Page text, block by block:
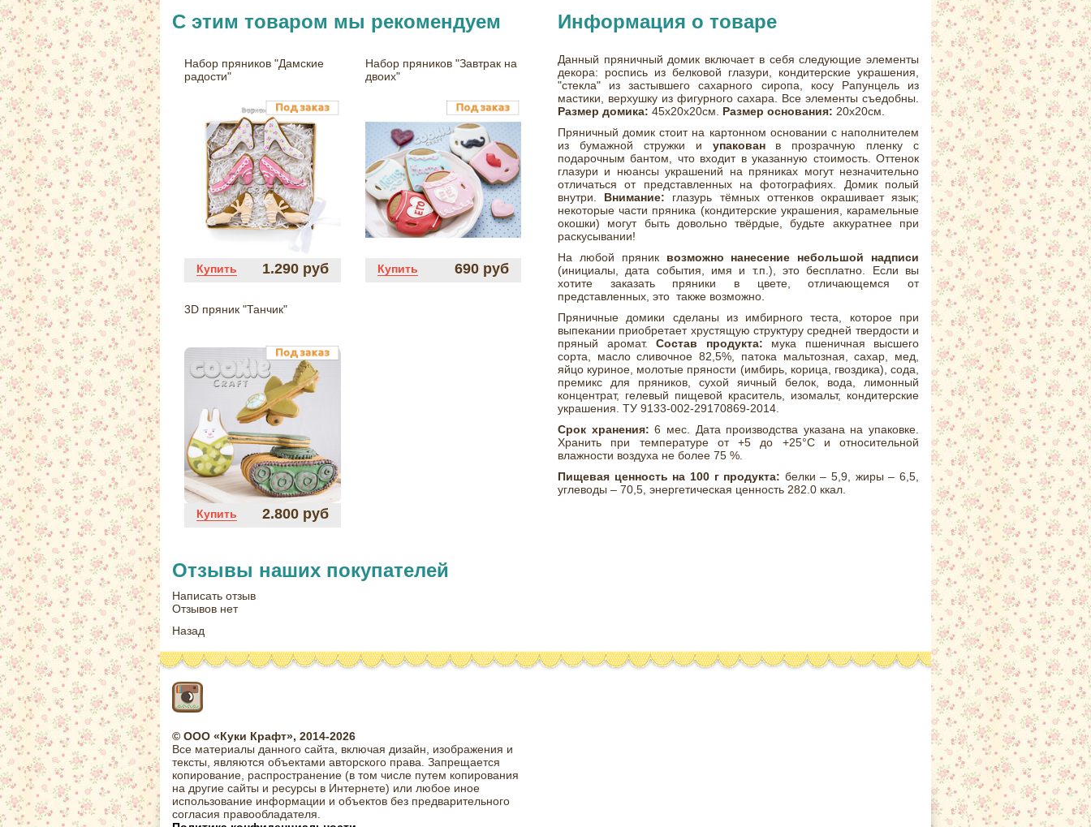
С этим товаром мы рекомендуем
Набор пряников "Дамские
радости"
Купить 1.290 руб
Набор пряников "Завтрак на
двоих"
Купить 690 руб
3D пряник "Танчик"
Купить 2.800 руб
Информация о товаре
Данный пряничный домик включает в себя следующие элементы
декора: роспись из белковой глазури, кондитерские украшения,
"стекла" из застывшего сахарного сиропа, косу Рапунцель из
мастики, верхушку из фигурного сахара. Все элементы съедобны.
Размер домика: 45х20х20см. Размер основания: 20х20см.
Пряничный домик стоит на картонном основании с наполнителем
из бумажной стружки и упакованв прозрачную пленку с
подарочным бантом, что входит в указанную стоимость. Оттенок
глазури и нюансы украшений на пряниках могут незначительно
отличаться от представленных на фотографиях. Домик полый
внутри. Внимание: глазурь тёмных оттенков окрашивает язык;
некоторые части пряника (кондитерские украшения, карамельные
окошки) могут быть довольно твёрдые, будьте аккуратнее при
раскусывании!
На любой пряник возможно нанесение небольшой надписи
(инициалы, дата события, имя и т.п.), это бесплатно. Если вы
хотите заказать пряники в цвете, отличающемся от
представленных, это также возможно.
Пряничные домики сделаны из имбирного теста, которое при
выпекании приобретает хрустящую структуру средней твердости и
пряный аромат. Состав продукта: мука пшеничная высшего
сорта, масло сливочное 82,5%, патока мальтозная, сахар, мед,
яйцо куриное, молотые пряности (имбирь, корица, гвоздика), сода,
премикс для пряников, сухой яичный белок, вода, лимонный
концентрат, гелевый пищевой краситель, изомальт, кондитерские
украшения. ТУ 9133-002-29170869-2014.
Срок хранения:6 мес. Дата производства указана на упаковке.
Хранить при температуре от +5 до +25°С и относительной
влажности воздуха не более 75 %.
Пищевая ценность на 100 г продукта: белки – 5,9, жиры – 6,5,
углеводы – 70,5, энергетическая ценность 282.0 ккал.
Отзывы наших покупателей
Написать отзыв
Отзывов нет
Назад
© ООО «Куки Крафт», 2014-2026
Все материалы данного сайта, включая дизайн, изображения и
тексты, являются объектами авторского права. Запрещается
копирование, распространение (в том числе путем копирования
на другие сайты и ресурсы в Интернете) или любое иное
использование информации и объектов без предварительного
согласия правообладателя.